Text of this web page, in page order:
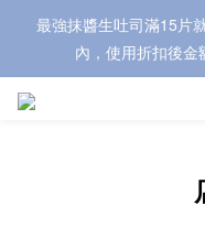
最強抹醬生吐司滿15片
內，使用折扣後金